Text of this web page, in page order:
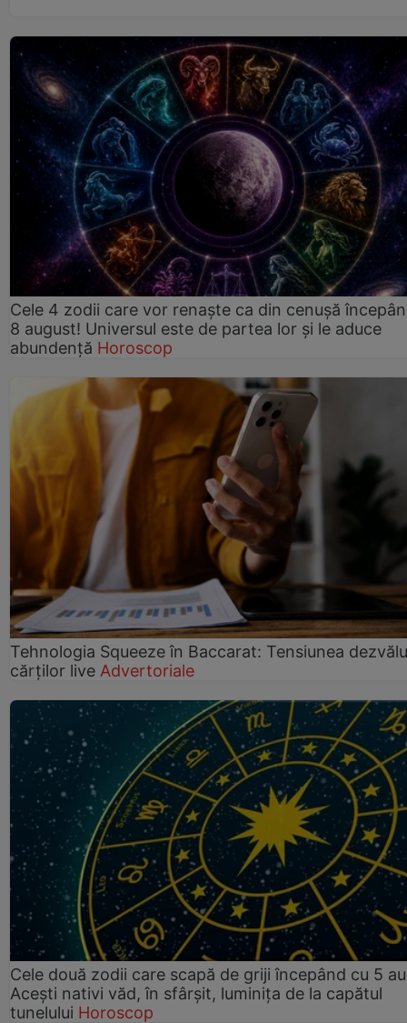
Cele 4 zodii care vor renaște ca din cenușă
8 august! Universul este de partea lor și le aduce
abundență Horoscop
Tehnologia Squeeze în Baccarat: Tensiunea
cărților live Advertoriale
Cele două zodii care scapă de griji începând cu 5
Acești nativi văd, în sfârșit, luminița de la capătul
tunelului Horoscop